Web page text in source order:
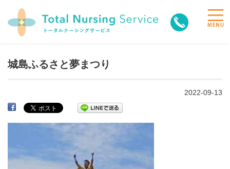
toggle
城島ふるさと夢まつり
2022-09-13